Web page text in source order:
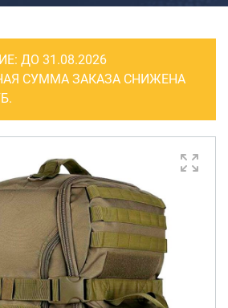
Рюкзаки детские для детских
Бьюти-кейсы
САКВОЯЖИ
РАСПРОДАЖА
Сумки колесные
Сумки спортивные
Сумки деловые
Сумки поясные
Сумки пляжные
ДО 31.08.2026
СУММА ЗАКАЗА СНИЖЕНА